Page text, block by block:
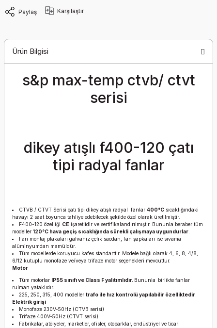
Paylaş Karşılaştır
Ürün Bilgisi
s&p max-temp ctvb/ ctvt
serisi
dikey atışlı f400-120 çatı
tipi radyal fanlar
CTVB / CTVT Serisi çatı tipi dikey atışlı radyal fanlar400°C sıcaklığındaki
havayı 2 saat boyunca tahliye edebilecek şekilde özel olarak üretilmiştir.
F400-120 özelliği CE işaretlidir ve sertifikalandırılmıştır. Bununla beraber tüm
modeller 120°C hava geçiş sıcaklığında sürekli çalışmaya uygundurlar
Fan montaj plakaları galvaniz çelik sacdan, fan şapkaları ise sıvama
alüminyumdan mamüldür.
Tüm modellerde koruyucu kafes standarttır. Modele bağlı olarak 4, 6, 8, 4/8,
6/12 kutuplu monofaze ve/veya trifaze motor seçenekleri mevcuttur.
Motor
Tüm motorlar IP55 sınıfı ve Class F yalıtımlıdır. Bununla birlikte fanlar
rulman yataklıdır.
225, 250, 315, 400 modellertrafo ile hız kontrolü yapılabilir özelliktedir
Elektrik girişi
Monofaze 230V-50Hz (CTVB serisi)
Trifaze 400V-50Hz (CTVT serisi)
Fabrikalar, atölyeler, marketler, ofisler, otoparklar, endüstriyel ve ticari